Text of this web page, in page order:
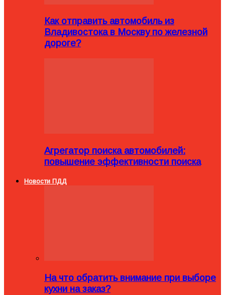
Как отправить автомобиль из
Владивостока в Москву по железной
дороге?
Агрегатор поиска автомобилей:
повышение эффективности поиска
Новости ПДД
На что обратить внимание при выборе
кухни на заказ?